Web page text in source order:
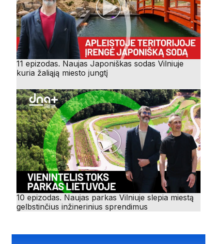
11 epizodas. Naujas Japoniškas sodas Vilniuje
kuria žaliąją miesto jungtį
10 epizodas. Naujas parkas Vilniuje slepia miestą
gelbstinčius inžinerinius sprendimus